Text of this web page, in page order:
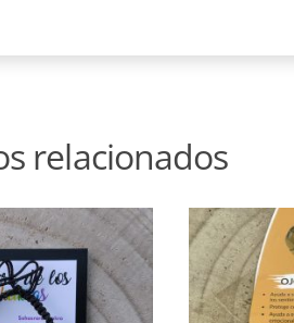
relacionados